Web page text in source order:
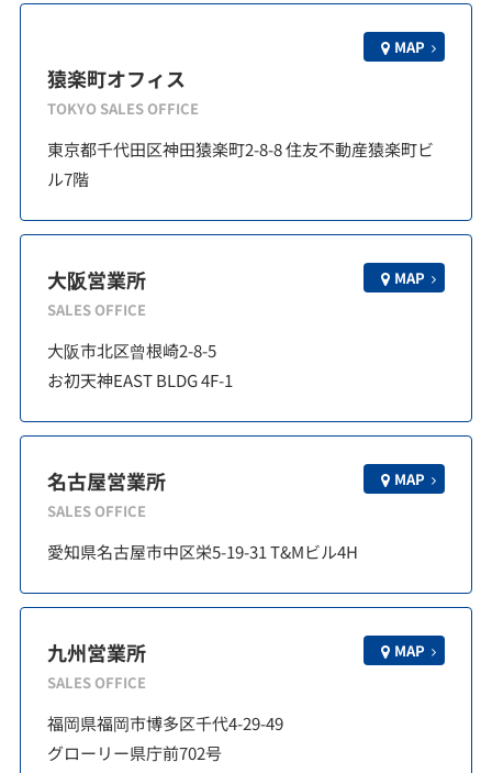
猿楽町オフィス
TOKYO SALES OFFICE
MAP
東京都千代田区神田猿楽町2-8-8 住友不動産猿楽町ビ
ル7階
大阪営業所
SALES OFFICE
MAP
大阪市北区曾根崎2-8-5
お初天神EAST BLDG 4F-1
名古屋営業所
SALES OFFICE
MAP
愛知県名古屋市中区栄5-19-31 T&Mビル4H
九州営業所
SALES OFFICE
MAP
福岡県福岡市博多区千代4-29-49
グローリー県庁前702号